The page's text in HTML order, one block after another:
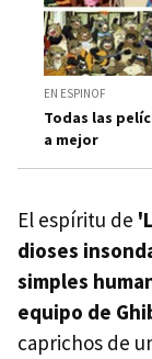
EN ESPINOF
Todas las
a mejor
El espíritu de
dioses
simples
equipo de
caprichos de